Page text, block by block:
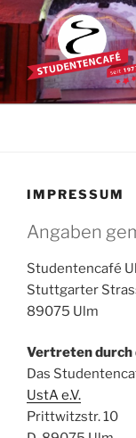
Zum
Inhalt
springen
Die Kultkneipe in
IMPRESSUM
Angaben
Studentencafé
Stuttgarter
89075 Ulm
Vertreten durch
Das
UstA e.V.
Prittwitzstr. 10